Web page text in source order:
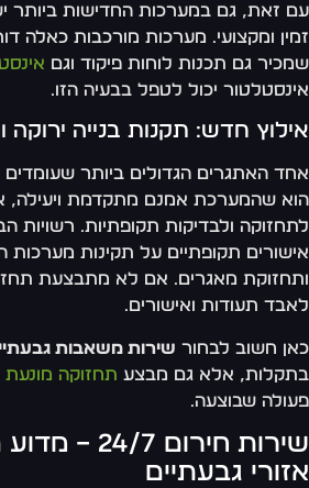
זאת, גם במערכות החדישות ביותר יש
ומקצועי. מערכות מורכבות כאלה
גם תכנות לוחות פיקוד וגם
יכול לטפל בבעיה הזו.
חדש: תקנות בנייה ירוקה
האתגרים הגדולים ביותר שעומדים
שהמערכת אמנם מתקדמת ויעילה,
ולבדיקות תקופתיות. רשויות
תקופתיים על תקינות מערכות
מאגרים. אם לא מתבצעת
תעודות ואישורים.
חשוב לבחורשירות משאבות
אלא גם מבצעתחזוקה מונעת
שבוצעה.
שירות חירום
גבעתיים